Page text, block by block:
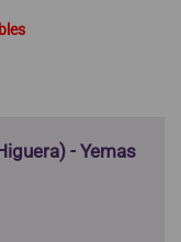
- Yemas